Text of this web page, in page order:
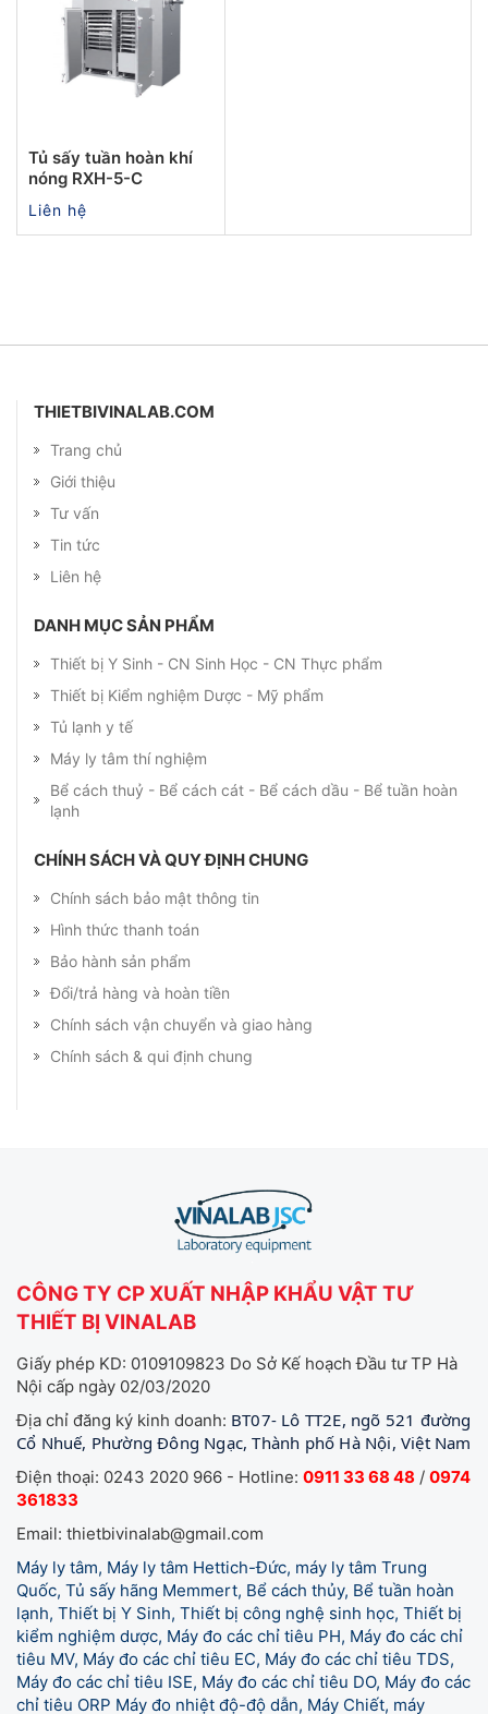
Tủ sấy tuần hoàn khí
nóng RXH-5-C
Liên hệ
THIETBIVINALAB.COM
Trang chủ
Giới thiệu
Tư vấn
Tin tức
Liên hệ
DANH MỤC SẢN PHẨM
Thiết bị Y Sinh - CN Sinh Học - CN Thực phẩm
Thiết bị Kiểm nghiệm Dược - Mỹ phẩm
Tủ lạnh y tế
Máy ly tâm thí nghiệm
Bể cách thuỷ - Bể cách cát - Bể cách dầu - Bể tuần hoàn
lạnh
CHÍNH SÁCH VÀ QUY ĐỊNH CHUNG
Chính sách bảo mật thông tin
Hình thức thanh toán
Bảo hành sản phẩm
Đổi/trả hàng và hoàn tiền
Chính sách vận chuyển và giao hàng
Chính sách & qui định chung
CÔNG TY CP XUẤT NHẬP KHẨU VẬT TƯ
THIẾT BỊ VINALAB
Giấy phép KD: 0109109823 Do Sở Kế hoạch Đầu tư TP Hà
Nội cấp ngày 02/03/2020
Địa chỉ đăng ký kinh doanh: BT07- Lô TT2E, ngõ 521 đường
Cổ Nhuế, Phường Đông Ngạc, Thành phố Hà Nội, Việt Nam
Điện thoại: 0243 2020 966 - Hotline: 0911 33 68 48 / 0974
361833
Email: thietbivinalab@gmail.com
Máy ly tâm, Máy ly tâm Hettich-Đức, máy ly tâm Trung
Quốc, Tủ sấy hãng Memmert, Bể cách thủy, Bể tuần hoàn
lạnh, Thiết bị Y Sinh, Thiết bị công nghệ sinh học, Thiết bị
kiểm nghiệm dược, Máy đo các chỉ tiêu PH, Máy đo các chỉ
tiêu MV, Máy đo các chỉ tiêu EC, Máy đo các chỉ tiêu TDS,
Máy đo các chỉ tiêu ISE, Máy đo các chỉ tiêu DO, Máy đo các
chỉ tiêu ORP Máy đo nhiệt độ-độ dẫn, Máy Chiết, máy